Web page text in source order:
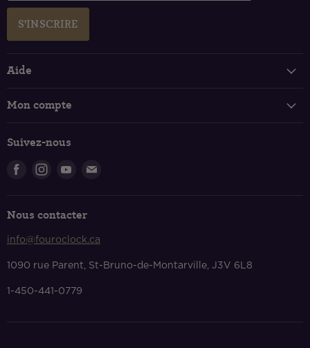
S'INSCRIRE
Aide
Politique de livraison
Nous contacter
À propos
Mon compte
Suivez-nous
Trouvez-
Facebook
Trouvez-
Instagram
Trouvez-
Youtube
Nous contacter
info@fouroclock.ca
1090 rue Parent, St-Bruno-de-Montarville, J3V 6L8
1-450-441-0779